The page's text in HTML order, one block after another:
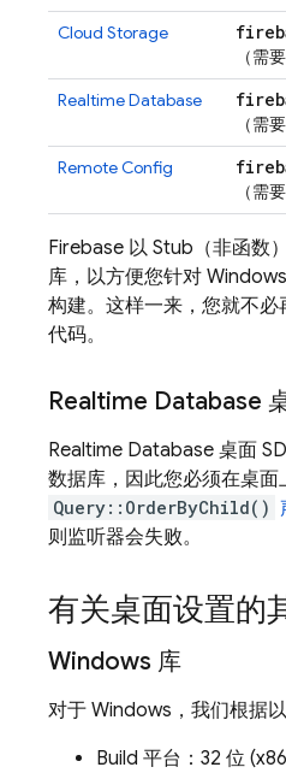
Cloud Storage
（需要
Realtime Database
（需要
Remote Config
（需要
Firebase 以 Stub（非函数
库，以方便您针对
构建。这样一来，您就不
代码。
Realtime Database
Realtime Database 桌面
数据库，因此您必须在桌面
Query::OrderByChild()
则监听器会失败。
有关桌面设置的
Windows 库
对于 Windows，我们根据
Build 平台：32 位